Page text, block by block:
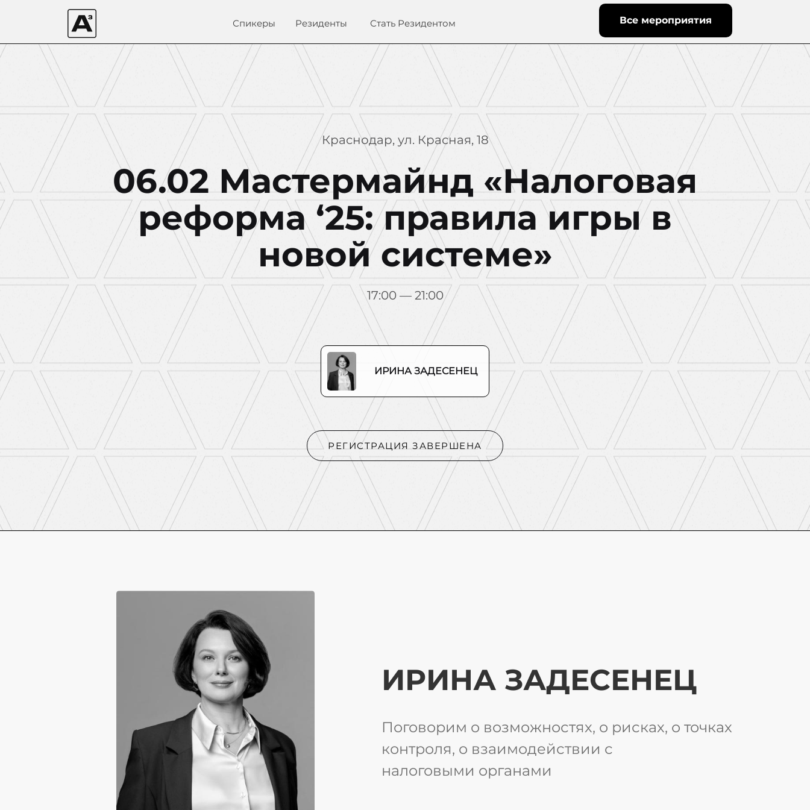
Спикеры Резиденты Стать Резидентом Все мероприятия
Краснодар, ул. Красная, 18
06.02 Мастермайнд «Налоговая
реформа ‘25: правила игры в
новой системе»
17:00 — 21:00
ИРИНА ЗАДЕСЕНЕЦ
РЕГИСТРАЦИЯ ЗАВЕРШЕНА
ИРИНА ЗАДЕСЕНЕЦ
Поговорим о возможностях, о рисках, о точках
контроля, о взаимодействии с
налоговыми органами